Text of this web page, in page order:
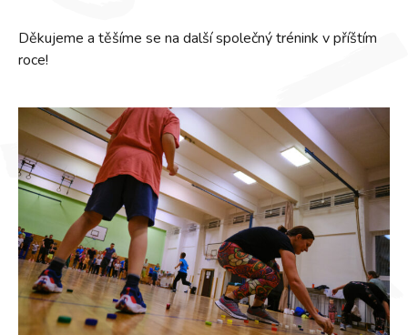
Děkujeme a těšíme se na další společný trénink v příštím
roce!